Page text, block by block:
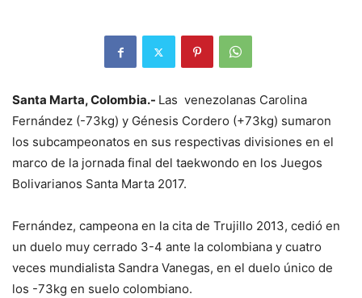
Santa Marta, Colombia.- Las venezolanas Carolina
Fernández (-73kg) y Génesis Cordero (+73kg) sumaron
los subcampeonatos en sus respectivas divisiones en el
marco de la jornada final del taekwondo en los Juegos
Bolivarianos Santa Marta 2017.
Fernández, campeona en la cita de Trujillo 2013, cedió en
un duelo muy cerrado 3-4 ante la colombiana y cuatro
veces mundialista Sandra Vanegas, en el duelo único de
los -73kg en suelo colombiano.